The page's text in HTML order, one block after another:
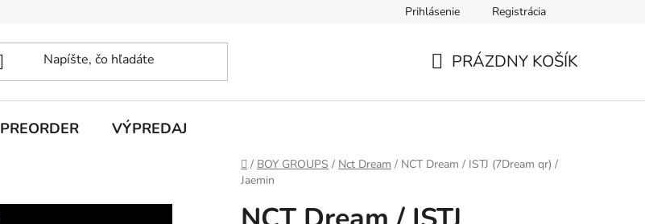
Prihlásenie Registrácia
PRÁZDNY KOŠÍK
PREORDER VÝPREDAJ
Domov
/ BOY GROUPS / Nct Dream / NCT Dream / ISTJ (7Dream qr) /
Jaemin